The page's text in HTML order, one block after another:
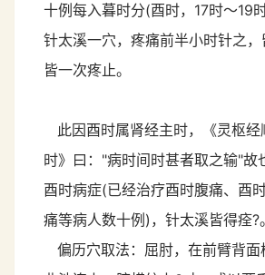
十例每入暮时分(酉时，17时～19
针太溪一穴，疼痛前半小时针之，
皆一次疼止。
此因酉时属肾经主时，《灵枢经
时》曰："病时间时甚者取之输"故
酉时病症(已经治疗酉时腹痛、酉
痛等病人数十例)，针太溪皆得痊?。
偏历穴取法：屈肘，在前臂背面